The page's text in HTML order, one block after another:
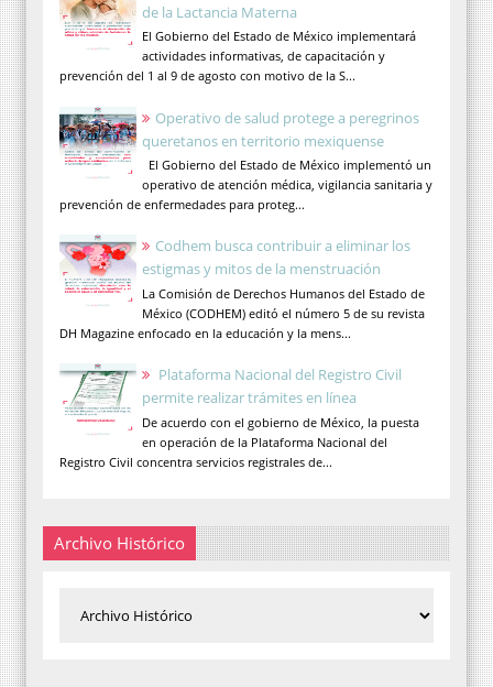
de la Lactancia Materna
El Gobierno del Estado de México implementará
actividades informativas, de capacitación y
prevención del 1 al 9 de agosto con motivo de la S...
Operativo de salud protege a peregrinos
queretanos en territorio mexiquense
El Gobierno del Estado de México implementó un
operativo de atención médica, vigilancia sanitaria y
prevención de enfermedades para proteg...
Codhem busca contribuir a eliminar los
estigmas y mitos de la menstruación
La Comisión de Derechos Humanos del Estado de
México (CODHEM) editó el número 5 de su revista
DH Magazine enfocado en la educación y la mens...
Plataforma Nacional del Registro Civil
permite realizar trámites en línea
De acuerdo con el gobierno de México, la puesta
en operación de la Plataforma Nacional del
Registro Civil concentra servicios registrales de...
Archivo Histórico